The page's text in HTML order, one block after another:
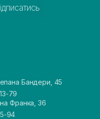
Бандери, 45
79
Франка, 36
94